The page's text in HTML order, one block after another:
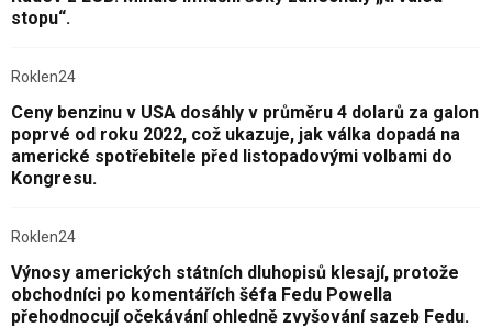
stopu“.
Roklen24
Ceny benzinu v USA dosáhly v průměru 4 dolarů za galon
poprvé od roku 2022, což ukazuje, jak válka dopadá na
americké spotřebitele před listopadovými volbami do
Kongresu.
Roklen24
Výnosy amerických státních dluhopisů klesají, protože
obchodníci po komentářích šéfa Fedu Powella
přehodnocují očekávání ohledně zvyšování sazeb Fedu.